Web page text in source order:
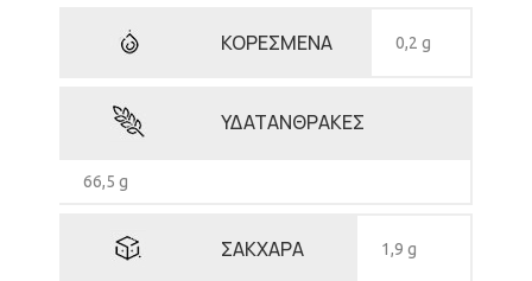
ΚΟΡΕΣΜΕΝΑ 0,2 g
ΥΔΑΤΑΝΘΡΑΚΕΣ
66,5 g
ΣΑΚΧΑΡΑ 1,9 g